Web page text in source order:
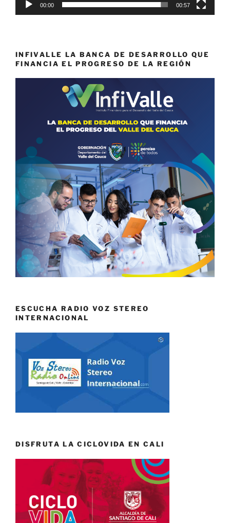
00:00 00:57
INFIVALLE LA BANCA DE DESARROLLO QUE
FINANCIA EL PROGRESO DE LA REGIÓN
ESCUCHA RADIO VOZ STEREO
INTERNACIONAL
DISFRUTA LA CICLOVIDA EN CALI